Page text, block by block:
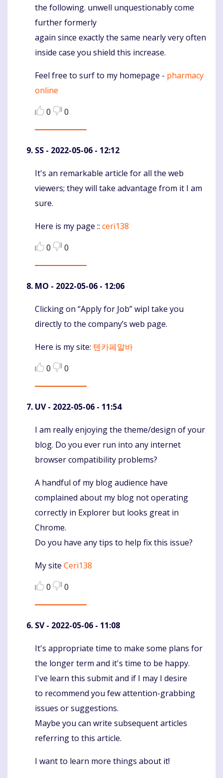
the following. unwell unquestionably come
further formerly
again since exactly the same nearly very often
inside case you shield this increase.
Feel free to surf to my homepage - pharmacy
online
0
0
SS - 2022-05-06 - 12:12
Komentaras
It's an remarkable article for all the web
viewers; they will take advantage from it I am
sure.
Here is my page :: ceri138
0
0
MO - 2022-05-06 - 12:06
Komentaras
Clicking on “Apply for Job” wipl take you
directly to the company’s web page.
Here is my site: 텐카페알바
0
0
UV- 2022-05-06 - 11:54
Komentaras
I am really enjoying the theme/design of your
blog. Do you ever run into any internet
browser compatibility problems?
A handful of my blog audience have
complained about my blog not operating
correctly in Explorer but looks great in
Chrome.
Do you have any tips to help fix this issue?
My site Ceri138
0
0
SV- 2022-05-06 - 11:08
Komentaras
It's appropriate time to make some plans for
the longer term and it's time to be happy.
I've learn this submit and if I may I desire
to recommend you few attention-grabbing
issues or suggestions.
Maybe you can write subsequent articles
referring to this article.
I want to learn more things about it!